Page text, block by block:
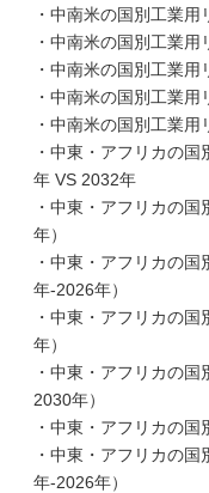
・中南米の国別工業
・中南米の国別工業用
・中南米の国別工業
・中南米の国別工業用
・中南米の国別工業
・中東・アフリカの
年 VS 2032年
・中東・アフリカの
年）
・中東・アフリカの
年-2026年）
・中東・アフリカの
年）
・中東・アフリカの
2030年）
・中東・アフリカの
・中東・アフリカの
年-2026年）